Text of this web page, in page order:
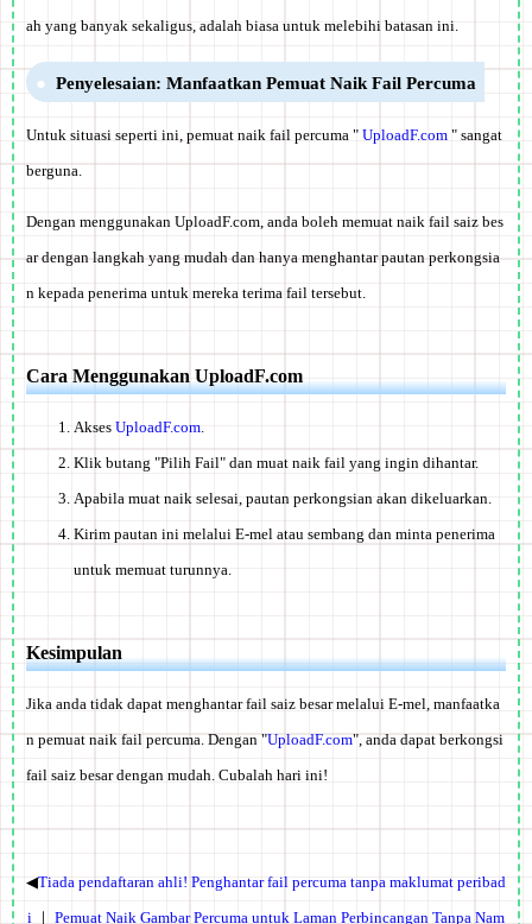
ah yang banyak sekaligus, adalah biasa untuk melebihi batasan ini.
Penyelesaian: Manfaatkan Pemuat Naik Fail Percuma
Untuk situasi seperti ini, pemuat naik fail percuma " UploadF.com " sangat
berguna.
Dengan menggunakan UploadF.com, anda boleh memuat naik fail saiz bes
ar dengan langkah yang mudah dan hanya menghantar pautan perkongsia
n kepada penerima untuk mereka terima fail tersebut.
Cara Menggunakan UploadF.com
Akses UploadF.com.
Klik butang "Pilih Fail" dan muat naik fail yang ingin dihantar.
Apabila muat naik selesai, pautan perkongsian akan dikeluarkan.
Kirim pautan ini melalui E-mel atau sembang dan minta penerima
untuk memuat turunnya.
Kesimpulan
Jika anda tidak dapat menghantar fail saiz besar melalui E-mel, manfaatka
n pemuat naik fail percuma. Dengan "UploadF.com", anda dapat berkongsi
fail saiz besar dengan mudah. Cubalah hari ini!
◀Tiada pendaftaran ahli! Penghantar fail percuma tanpa maklumat peribad
i ｜ Pemuat Naik Gambar Percuma untuk Laman Perbincangan Tanpa Nam